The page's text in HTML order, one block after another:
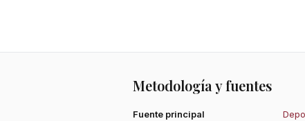
Metodología y fuentes
Fuente principal